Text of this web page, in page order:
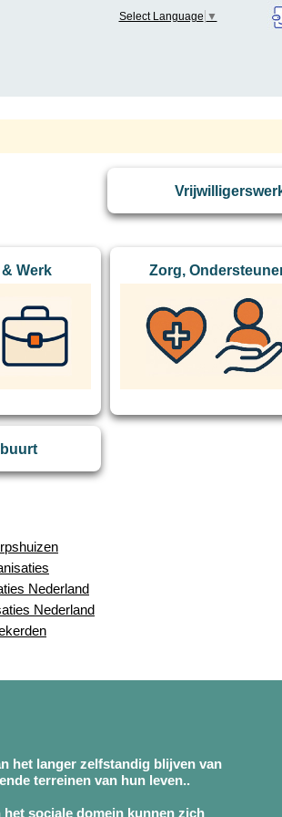
Select Language ▼
Werk Zorg,
Nederland
Nederland
het langer zelfstandig blijven van
terreinen van hun leven..
sociale domein kunnen zich